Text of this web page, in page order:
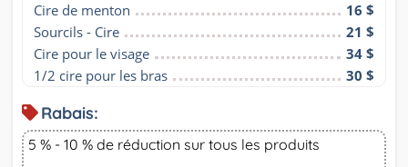
Cire de menton
16 $
Sourcils - Cire
21 $
Cire pour le visage
34 $
1/2 cire pour les bras
30 $
Rabais:
5 % - 10 % de réduction sur tous les produits